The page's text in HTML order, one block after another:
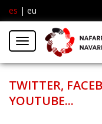
es | eu
Menú
TWITTER,
YOUTUBE...